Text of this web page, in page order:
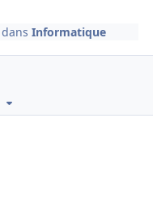
dansInformatique